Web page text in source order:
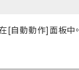
[自動動作]面板中。